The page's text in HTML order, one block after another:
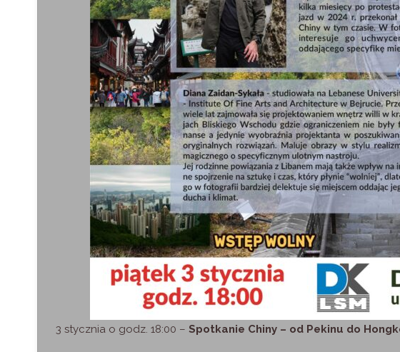
3 stycznia o godz. 18:00 – Spotkanie Chiny – od Pekinu do